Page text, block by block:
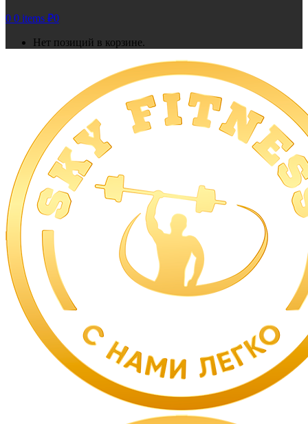
0 0 items ₽0
Нет позиций в корзине.